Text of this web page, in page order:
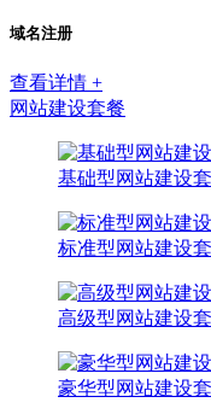
域名注册
查看详情 +
网站建设套餐
基础型网站建设
标准型网站建设
高级型网站建设
豪华型网站建设